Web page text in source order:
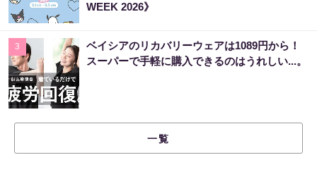
WEEK 2026》
3
ベイシアのリカバリーウェアは1089円から！
スーパーで手軽に購入できるのはうれしい...。
一覧